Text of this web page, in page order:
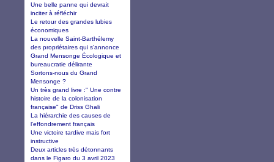
Une belle panne qui devrait
inciter à réfléchir
Le retour des grandes lubies
économiques
La nouvelle Saint-Barthélemy
des propriétaires qui s’annonce
Grand Mensonge Écologique et
bureaucratie délirante
Sortons-nous du Grand
Mensonge ?
Un très grand livre :" Une contre
histoire de la colonisation
française" de Driss Ghali
La hiérarchie des causes de
l’effondrement français
Une victoire tardive mais fort
instructive
Deux articles très détonnants
dans le Figaro du 3 avril 2023